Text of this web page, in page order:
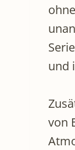
und
von